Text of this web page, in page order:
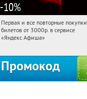
-10%
03:20:05 Получили:
Россия
Первая и все повторные покупки
билетов от 3000р. в сервисе
«Яндекс Афиша»
Промокод